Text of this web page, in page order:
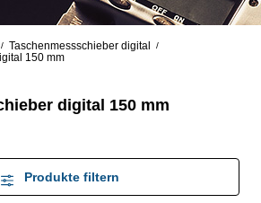
/ Taschenmessschieber digital /
150 mm
digital 150 mm
Produkte filtern